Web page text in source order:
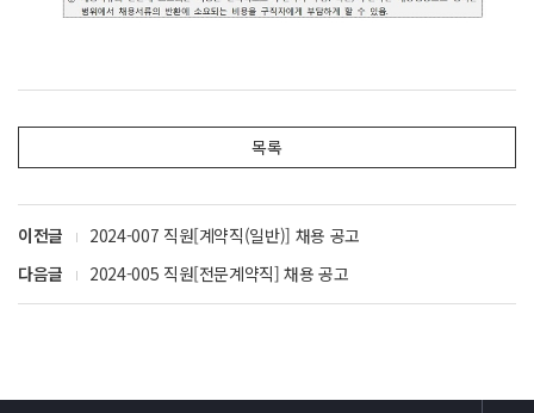
목록
이전글
2024-007 직원[계약직(일반)] 채용 공고
다음글
2024-005 직원[전문계약직] 채용 공고